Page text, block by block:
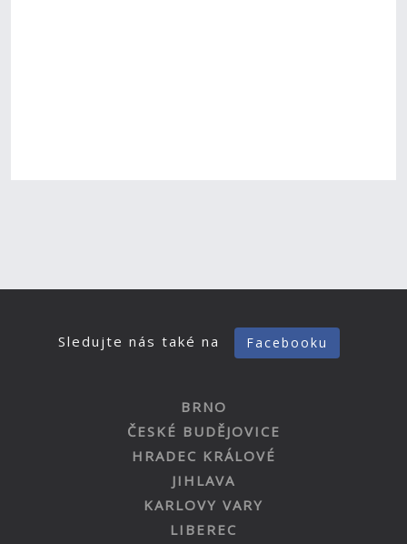
Sledujte nás také na Facebooku
BRNO
ČESKÉ BUDĚJOVICE
HRADEC KRÁLOVÉ
JIHLAVA
KARLOVY VARY
LIBEREC